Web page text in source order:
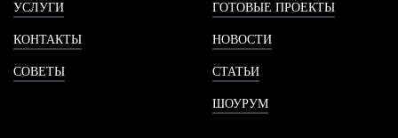
УСЛУГИ
КОНТАКТЫ
СОВЕТЫ
ГОТОВЫЕ ПРОЕКТЫ
НОВОСТИ
СТАТЬИ
ШОУРУМ